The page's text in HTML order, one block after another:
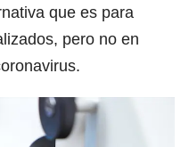
que es para
pero no en